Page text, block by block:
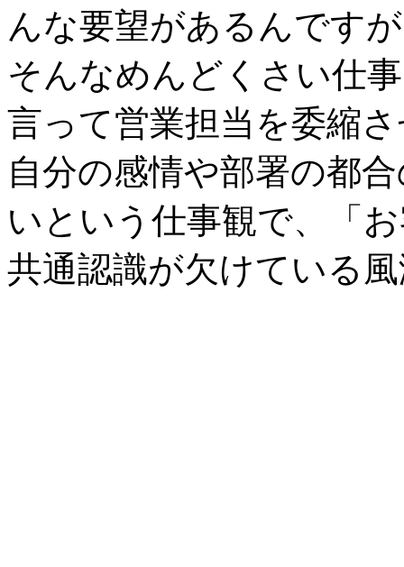
んな要望があるんです
そんなめんどくさい仕
言って営業担当を委縮
自分の感情や部署の都
いという仕事観で、「
共通認識が欠けている